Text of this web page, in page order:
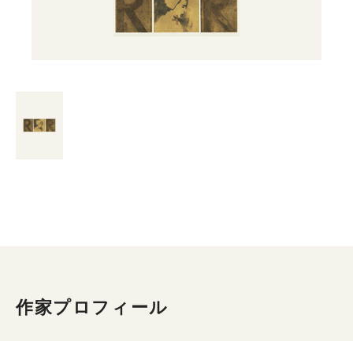
作家プロフィール